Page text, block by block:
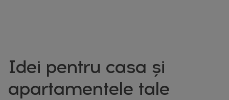
Idei pentru casa și
apartamentele tale